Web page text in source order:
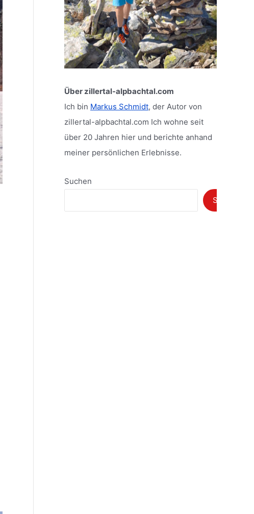
Über zillertal-alpbachtal.com
Ich bin Markus Schmidt, der Autor von
zillertal-alpbachtal.com Ich wohne seit
über 20 Jahren hier und berichte anhand
meiner persönlichen Erlebnisse.
Suchen
SUCHEN